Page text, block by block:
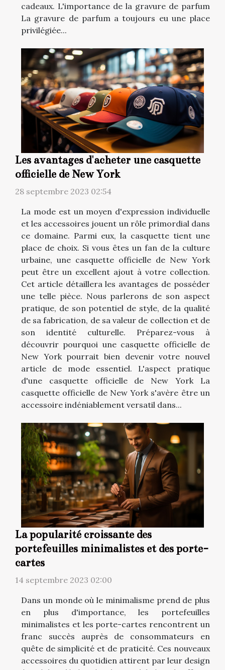
cadeaux. L'importance de la gravure de parfum
La gravure de parfum a toujours eu une place
privilégiée...
Les avantages d'acheter une casquette
officielle de New York
28 septembre 2023 02:54
La mode est un moyen d'expression individuelle
et les accessoires jouent un rôle primordial dans
ce domaine. Parmi eux, la casquette tient une
place de choix. Si vous êtes un fan de la culture
urbaine, une casquette officielle de New York
peut être un excellent ajout à votre collection.
Cet article détaillera les avantages de posséder
une telle pièce. Nous parlerons de son aspect
pratique, de son potentiel de style, de la qualité
de sa fabrication, de sa valeur de collection et de
son identité culturelle. Préparez-vous à
découvrir pourquoi une casquette officielle de
New York pourrait bien devenir votre nouvel
article de mode essentiel. L'aspect pratique
d'une casquette officielle de New York La
casquette officielle de New York s'avère être un
accessoire indéniablement versatil dans...
La popularité croissante des
portefeuilles minimalistes et des porte-
cartes
14 septembre 2023 02:00
Dans un monde où le minimalisme prend de plus
en plus d'importance, les portefeuilles
minimalistes et les porte-cartes rencontrent un
franc succès auprès de consommateurs en
quête de simplicité et de praticité. Ces nouveaux
accessoires du quotidien attirent par leur design